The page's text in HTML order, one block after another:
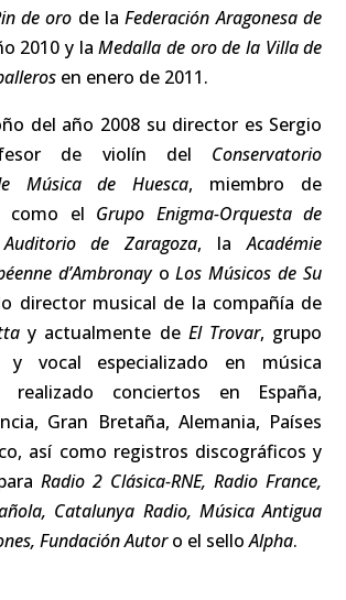
de oro de laFederación Aragonesade
2010 y laMedalla de oro de la Villa de
en enero de 2011.
del año 2008 su director es Sergio
de violín del Conservatorio
Música de Huesca, miembro de
como el Grupo Enigma-Orquesta de
de Zaragoza, laAcadémie
d’AmbronayoLos Músicos de Su
director musical de la compañía de
y actualmente de El Trovar, grupo
y vocal especializado en música
realizado conciertos en España,
Gran Bretaña, Alemania, Países
así como registros discográficos y
Radio 2 Clásica-RNE, Radio France,
Catalunya Radio, Música Antigua
Fundación Autoro el selloAlpha.